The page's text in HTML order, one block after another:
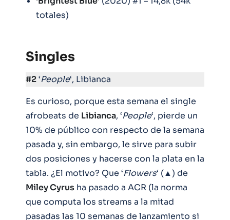
totales)
Singles
#2‘People‘, Libianca
Es curioso, porque esta semana el single
afrobeats de Libianca, ‘People‘, pierde un
10% de público con respecto de la semana
pasada y, sin embargo, le sirve para subir
dos posiciones y hacerse con la plata en la
tabla. ¿El motivo? Que ‘Flowers‘ (▲) de
Miley Cyrus ha pasado a ACR (la norma
que computa los streams a la mitad
pasadas las 10 semanas de lanzamiento si